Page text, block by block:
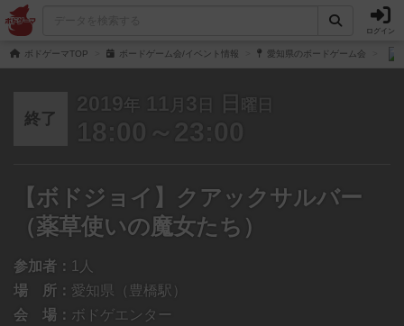
ログイン
ボドゲーマTOP ボードゲーム会/イベント情報 愛知県のボードゲーム会
終了
2019 年 11 月 3 日 日 曜日
18:00～23:00
【ボドジョイ】クアックサルバー
（薬草使いの魔女たち）
参加者： 1人
場 所： 愛知県（豊橋駅）
会 場： ボドゲエンター